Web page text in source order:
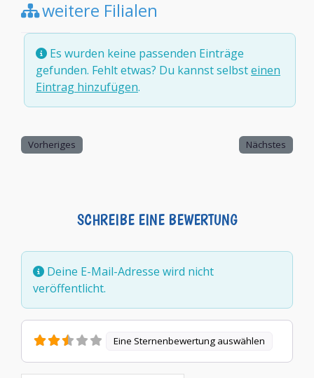
weitere Filialen
Es wurden keine passenden Einträge
gefunden. Fehlt etwas? Du kannst selbsteinen
Eintrag hinzufügen.
Vorheriges Nächstes
SCHREIBE EINE BEWERTUNG
Deine E-Mail-Adresse wird nicht
veröffentlicht.
Eine Sternenbewertung auswählen